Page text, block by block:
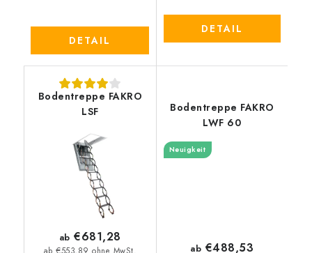
DETAIL
DETAIL
Bodentreppe FAKRO
LSF
ab €681,28
Bodentreppe FAKRO
LWF 60
Neuigkeit
ab €488,53